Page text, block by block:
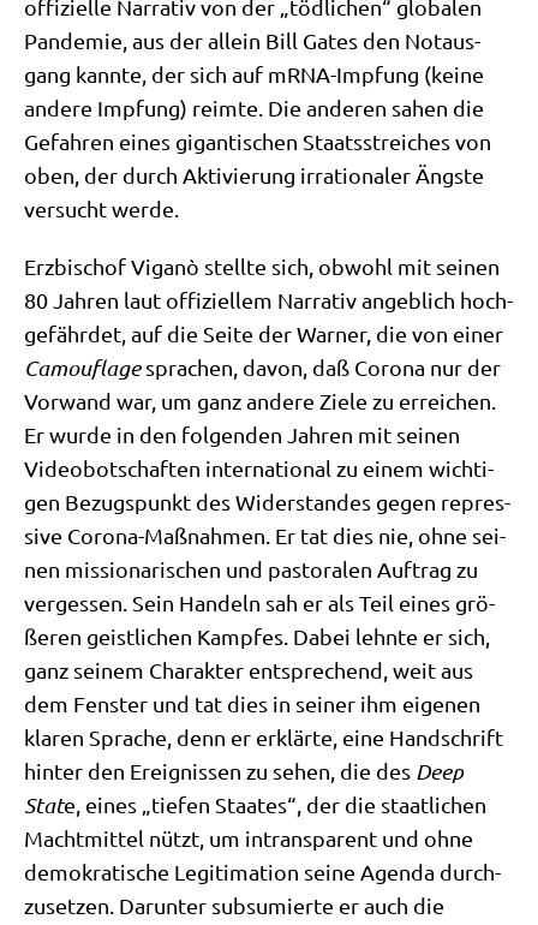
offi­zi­el­le Nar­ra­tiv von der „töd­li­chen“ glo­ba­len
Pan­de­mie, aus der allein Bill Gates den Not­aus­
gang kann­te, der sich auf mRNA-Imp­fung (kei­ne
ande­re Imp­fung) reim­te. Die ande­ren sahen die
Gefah­ren eines gigan­ti­schen Staats­strei­ches von
oben, der durch Akti­vie­rung irra­tio­na­ler Äng­ste
ver­sucht werde.
Erz­bi­schof Viganò stell­te sich, obwohl mit sei­nen
80 Jah­ren laut offi­zi­el­lem Nar­ra­tiv angeb­lich hoch­
ge­fähr­det, auf die Sei­te der War­ner, die von einer
Camou­fla­gespra­chen, davon, daß Coro­na nur der
Vor­wand war, um ganz ande­re Zie­le zu errei­chen.
Er wur­de in den fol­gen­den Jah­ren mit sei­nen
Video­bot­schaf­ten inter­na­tio­nal zu einem wich­ti­
gen Bezugs­punkt des Wider­stan­des gegen repres­
si­ve Coro­na-Maß­nah­men. Er tat dies nie, ohne sei­
nen mis­sio­na­ri­schen und pasto­ra­len Auf­trag zu
ver­ges­sen. Sein Han­deln sah er als Teil eines grö­
ße­ren geist­li­chen Kamp­fes. Dabei lehn­te er sich,
ganz sei­nem Cha­rak­ter ent­spre­chend, weit aus
dem Fen­ster und tat dies in sei­ner ihm eige­nen
kla­ren Spra­che, denn er erklär­te, eine Hand­schrift
hin­ter den Ereig­nis­sen zu sehen, die des Deep
State, eines „tie­fen Staa­tes“, der die staat­li­chen
Macht­mit­tel nützt, um intrans­pa­rent und ohne
demo­kra­ti­sche Legi­ti­ma­ti­on sei­ne Agen­da durch­
zu­set­zen. Dar­un­ter sub­su­mier­te er auch die